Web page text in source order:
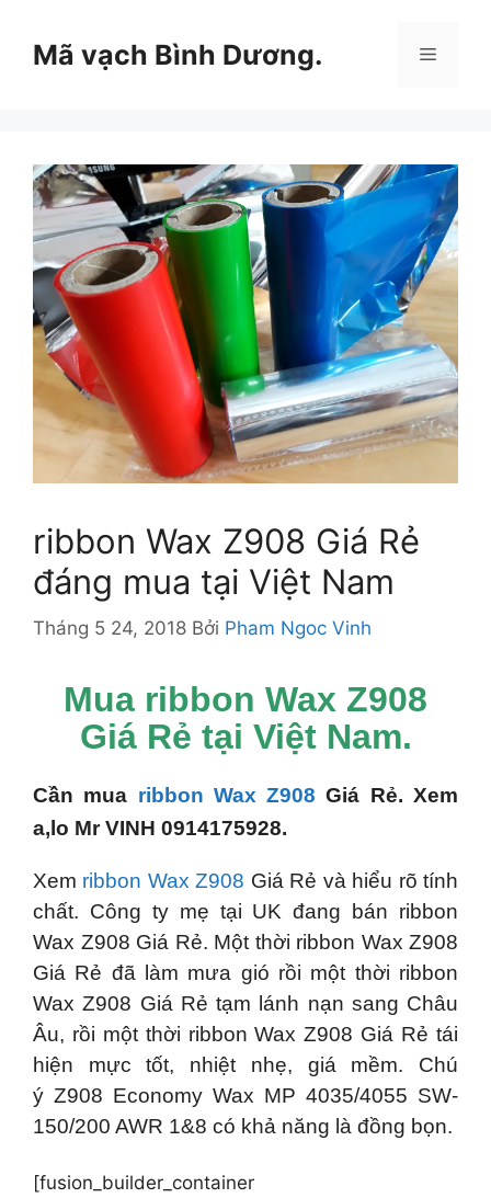
Mã vạch Bình Dương. Menu
ribbon Wax Z908 Giá Rẻ
đáng mua tại Việt Nam
Tháng 5 24, 2018 Bởi Pham Ngoc Vinh
Mua ribbon Wax Z908
Giá Rẻ tại Việt Nam.
Cần mua ribbon Wax Z908 Giá Rẻ. Xem
a,lo Mr VINH 0914175928.
Xem ribbon Wax Z908 Giá Rẻ và hiểu rõ tính
chất. Công ty mẹ tại UK đang bán ribbon
Wax Z908 Giá Rẻ. Một thời ribbon Wax Z908
Giá Rẻ đã làm mưa gió rồi một thời ribbon
Wax Z908 Giá Rẻ tạm lánh nạn sang Châu
Âu, rồi một thời ribbon Wax Z908 Giá Rẻ tái
hiện mực tốt, nhiệt nhẹ, giá mềm. Chú
ý Z908 Economy Wax MP 4035/4055 SW-
150/200 AWR 1&8 có khả năng là đồng bọn.
[fusion_builder_container